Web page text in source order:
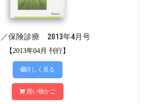
／保険診療 2013年4月号
【2013年04月 刊行】
詳しく見る
買い物かご